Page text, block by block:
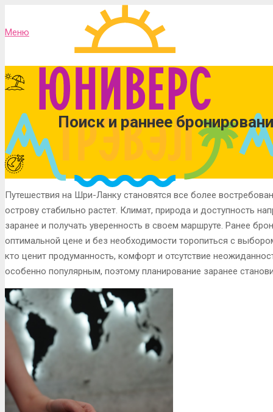
Меню
Поиск и раннее
Путешествия на Шри-Ланку становятся все более
острову стабильно растет. Климат, природа и доступность
заранее и получать уверенность в своем маршруте. Ранее
оптимальной цене и без необходимости торопиться с
кто ценит продуманность, комфорт и отсутствие
особенно популярным, поэтому планирование заранее